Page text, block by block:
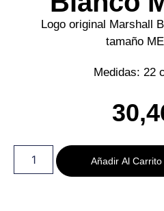
Logo original Marshall
tamaño
Medidas: 22
Añadir Al Carrito